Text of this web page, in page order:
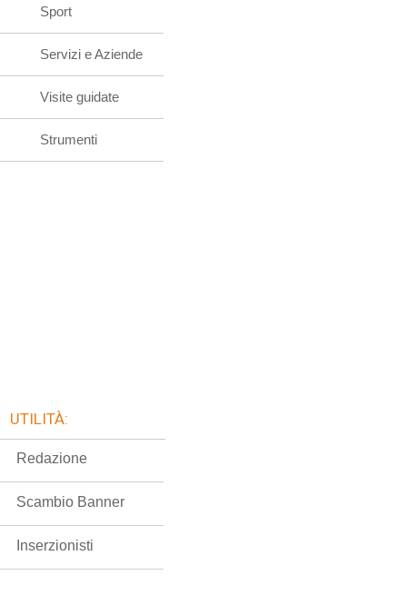
Sport
Servizi e Aziende
Visite guidate
Strumenti
UTILITÀ:
Redazione
Scambio Banner
Inserzionisti